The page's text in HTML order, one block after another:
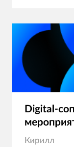
Digital-
Кирилл